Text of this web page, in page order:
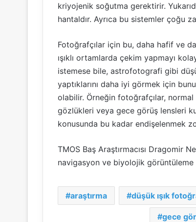
kriyojenik soğutma gerektirir.
hantaldır. Ayrıca bu sistemler çoğu
Fotoğrafçılar için bu, daha hafif ve
ışıklı ortamlarda çekim yapmayı
istemese bile, astrofotografi gibi
yaptıklarını daha iyi görmek için
olabilir. Örneğin fotoğrafçılar,
gözlükleri veya gece görüş lensleri
konusunda bu kadar endişelenmek
TMOS Baş Araştırmacısı Dragomir
navigasyon ve biyolojik
araştırma düşük ışık
gece